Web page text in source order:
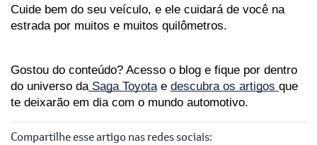
Cuide bem do seu veículo, e ele cuidará de você na
estrada por muitos e muitos quilômetros.
Gostou do conteúdo? Acesso o blog e fique por dentro
do universo da Saga Toyota e descubra os artigos que
te deixarão em dia com o mundo automotivo.
Compartilhe esse artigo nas redes sociais: